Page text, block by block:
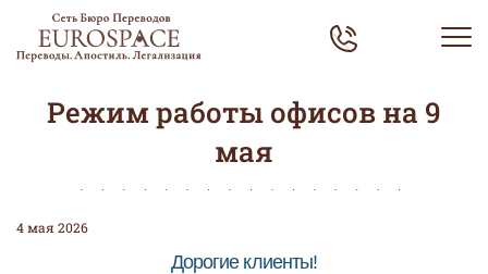
Режим работы офисов на 9
мая
4 мая 2026
Дорогие клиенты!